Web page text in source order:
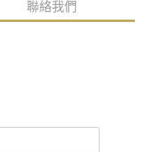
聯絡我們